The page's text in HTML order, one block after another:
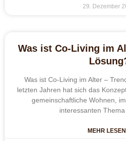
29. Dezember
Was ist Co-Living im
Was ist Co-Living im Alter –
letzten Jahren hat sich das
gemeinschaftliche Wohnen,
interessanten Thema
MEHR